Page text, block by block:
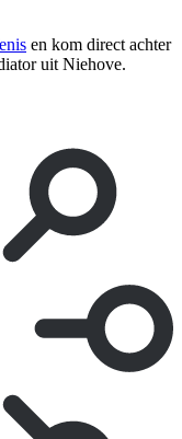
en kom direct achter
uit Niehove.